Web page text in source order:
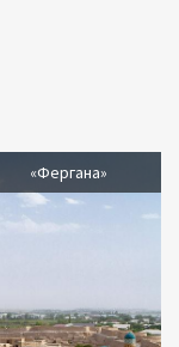
«Фергана»